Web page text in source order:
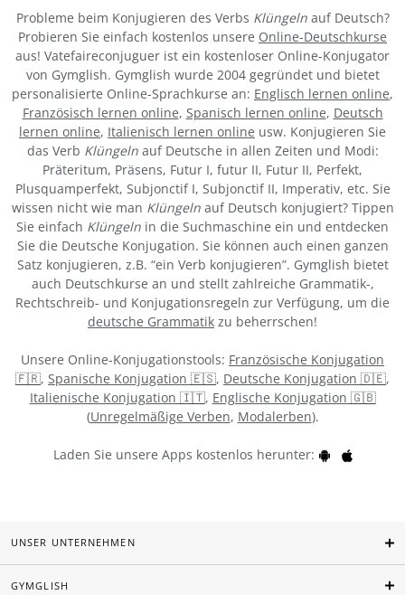
Probleme beim Konjugieren des Verbs Klüngelnauf Deutsch?
Probieren Sie einfach kostenlos unsere Online-Deutschkurse
aus! Vatefaireconjuguer ist ein kostenloser Online-Konjugator
von Gymglish. Gymglish wurde 2004 gegründet und bietet
personalisierte Online-Sprachkurse an: Englisch lernen online,
Französisch lernen online, Spanisch lernen online, Deutsch
lernen online, Italienisch lernen online usw. Konjugieren Sie
das Verb Klüngelnauf Deutsche in allen Zeiten und Modi:
Präteritum, Präsens, Futur I, futur II, Futur II, Perfekt,
Plusquamperfekt, Subjonctif I, Subjonctif II, Imperativ, etc. Sie
wissen nicht wie man Klüngelnauf Deutsch konjugiert? Tippen
Sie einfach Klüngeln in die Suchmaschine ein und entdecken
Sie die Deutsche Konjugation. Sie können auch einen ganzen
Satz konjugieren, z.B. “ein Verb konjugieren”. Gymglish bietet
auch Deutschkurse an und stellt zahlreiche Grammatik-,
Rechtschreib- und Konjugationsregeln zur Verfügung, um die
deutsche Grammatik zu beherrschen!
Unsere Online-Konjugationstools: Französische Konjugation
🇫🇷, Spanische Konjugation 🇪🇸, Deutsche Konjugation 🇩🇪,
Italienische Konjugation 🇮🇹, Englische Konjugation 🇬🇧
(Unregelmäßige Verben, Modalerben).
Laden Sie unsere Apps kostenlos herunter:
UNSER UNTERNEHMEN
GYMGLISH